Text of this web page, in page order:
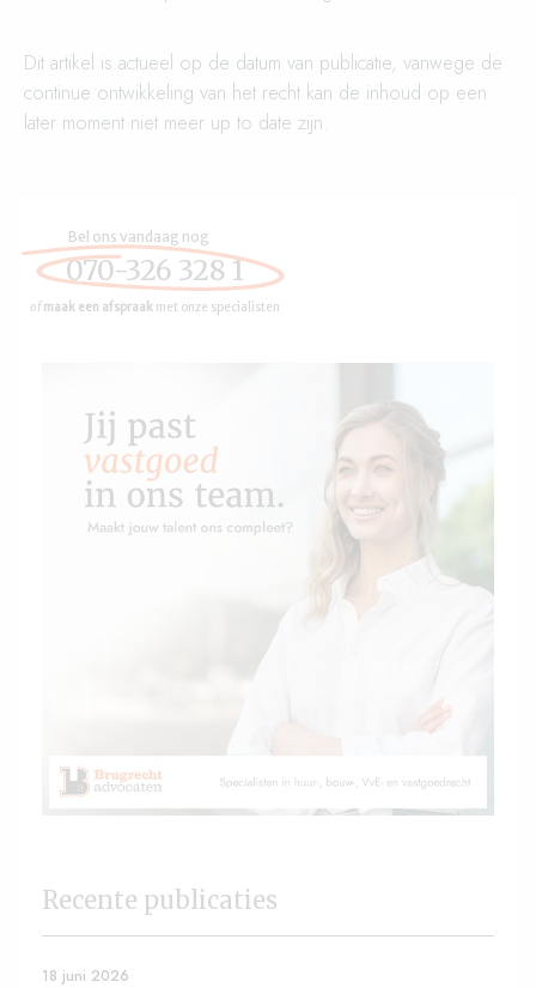
Dit artikel is actueel op de datum van publicatie, vanwege de
continue ontwikkeling van het recht kan de inhoud op een
later moment niet meer up to date zijn.
Bel ons vandaag nog
070-326 328 1
of maak een afspraak met onze specialisten
Recente publicaties
18 juni 2026